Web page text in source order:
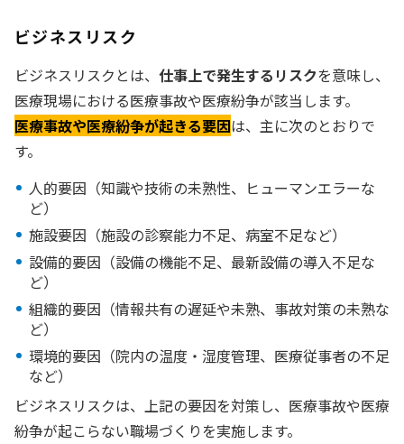
ビジネスリスク
ビジネスリスクとは、 仕事上で発生するリスクを意味し、
医療現場における医療事故や医療紛争が該当します。
医療事故や医療紛争が起きる要因は、主に次のとおりで
す。
人的要因（知識や技術の未熟性、ヒューマンエラーな
ど）
施設要因（施設の診察能力不足、病室不足など）
設備的要因（設備の機能不足、最新設備の導入不足な
ど）
組織的要因（情報共有の遅延や未熟、事故対策の未熟な
ど）
環境的要因（院内の温度・湿度管理、医療従事者の不足
など）
ビジネスリスクは、上記の要因を対策し、医療事故や医療
紛争が起こらない職場づくりを実施します。